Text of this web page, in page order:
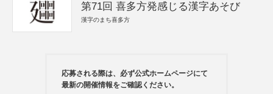
第71回 喜多方発感じる漢字あそび
漢字のまち喜多方
応募される際は、必ず公式ホームページにて
最新の開催情報をご確認ください。